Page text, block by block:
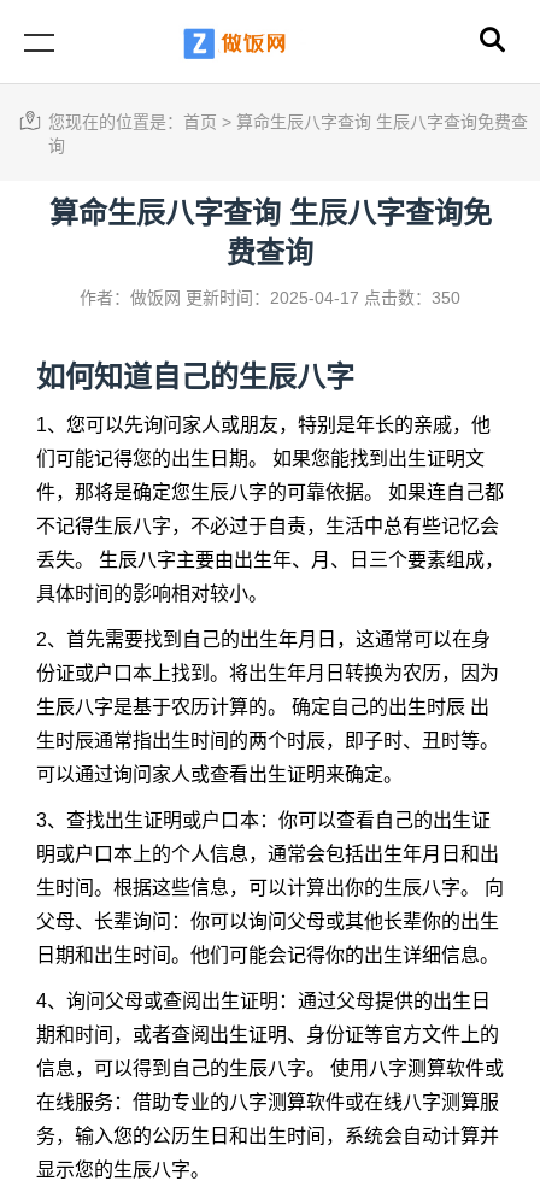
您现在的位置是： 首页 > 算命生辰八字查询 生辰八字查询免费查
询
算命生辰八字查询 生辰八字查询免
费查询
作者：做饭网 更新时间：2025-04-17 点击数：350
如何知道自己的生辰八字
1、您可以先询问家人或朋友，特别是年长的亲戚，他
们可能记得您的出生日期。 如果您能找到出生证明文
件，那将是确定您生辰八字的可靠依据。 如果连自己都
不记得生辰八字，不必过于自责，生活中总有些记忆会
丢失。 生辰八字主要由出生年、月、日三个要素组成，
具体时间的影响相对较小。
2、首先需要找到自己的出生年月日，这通常可以在身
份证或户口本上找到。将出生年月日转换为农历，因为
生辰八字是基于农历计算的。 确定自己的出生时辰 出
生时辰通常指出生时间的两个时辰，即子时、丑时等。
可以通过询问家人或查看出生证明来确定。
3、查找出生证明或户口本：你可以查看自己的出生证
明或户口本上的个人信息，通常会包括出生年月日和出
生时间。根据这些信息，可以计算出你的生辰八字。 向
父母、长辈询问：你可以询问父母或其他长辈你的出生
日期和出生时间。他们可能会记得你的出生详细信息。
4、询问父母或查阅出生证明：通过父母提供的出生日
期和时间，或者查阅出生证明、身份证等官方文件上的
信息，可以得到自己的生辰八字。 使用八字测算软件或
在线服务：借助专业的八字测算软件或在线八字测算服
务，输入您的公历生日和出生时间，系统会自动计算并
显示您的生辰八字。